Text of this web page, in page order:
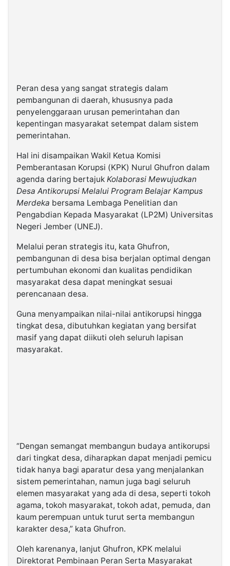
Peran desa yang sangat strategis dalam
pembangunan di daerah, khususnya pada
penyelenggaraan urusan pemerintahan dan
kepentingan masyarakat setempat dalam sistem
pemerintahan.
Hal ini disampaikan Wakil Ketua Komisi
Pemberantasan Korupsi (KPK) Nurul Ghufron dalam
agenda daring bertajuk Kolaborasi Mewujudkan
Desa Antikorupsi Melalui Program Belajar Kampus
Merdeka bersama Lembaga Penelitian dan
Pengabdian Kepada Masyarakat (LP2M) Universitas
Negeri Jember (UNEJ).
Melalui peran strategis itu, kata Ghufron,
pembangunan di desa bisa berjalan optimal dengan
pertumbuhan ekonomi dan kualitas pendidikan
masyarakat desa dapat meningkat sesuai
perencanaan desa.
Guna menyampaikan nilai-nilai antikorupsi hingga
tingkat desa, dibutuhkan kegiatan yang bersifat
masif yang dapat diikuti oleh seluruh lapisan
masyarakat.
“Dengan semangat membangun budaya antikorupsi
dari tingkat desa, diharapkan dapat menjadi pemicu
tidak hanya bagi aparatur desa yang menjalankan
sistem pemerintahan, namun juga bagi seluruh
elemen masyarakat yang ada di desa, seperti tokoh
agama, tokoh masyarakat, tokoh adat, pemuda, dan
kaum perempuan untuk turut serta membangun
karakter desa,” kata Ghufron.
Oleh karenanya, lanjut Ghufron, KPK melalui
Direktorat Pembinaan Peran Serta Masyarakat